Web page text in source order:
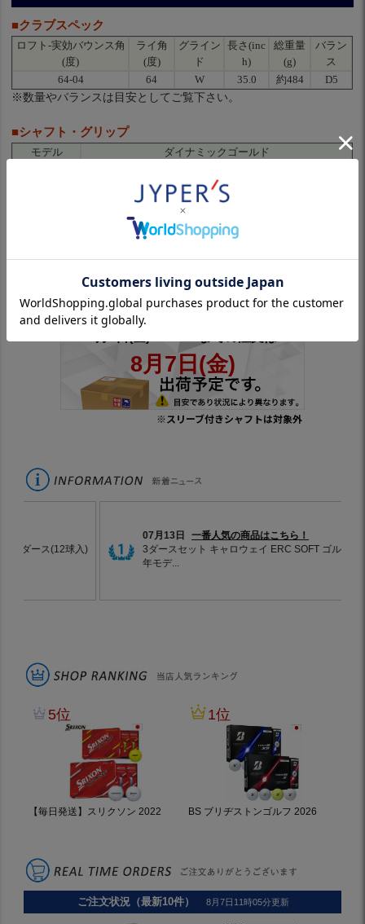
■クラブスペック
ロフト-実効バウンス角
(度)
ライ角
(度)
グライン
ド
長さ(inc
h)
総重量
(g)
バラン
ス
64-04
64 W 35.0 約484
D5
※数量やバランスは目安としてご覧下さい。
■シャフト・グリップ
モデル
ダイナミックゴールド
129
手元
※スリーブ付きシャフトは対象外